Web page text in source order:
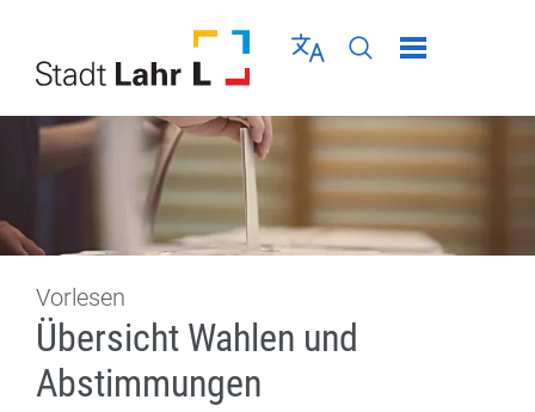
Sprache wählen
Seiten-Suche
Menü schließen
Vorlesen
Übersicht Wahlen und
Abstimmungen